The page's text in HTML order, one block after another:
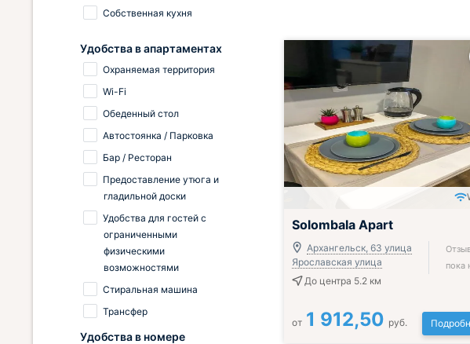
Solombala Apart
Архангельск, 63 улица
Ярославская улица
До центра 5.2 км
пока
от 1 912,50 руб.
Собственная кухня
Удобства в апартаментах
Охраняемая территория
Wi-Fi
Обеденный стол
Автостоянка / Парковка
Бар / Ресторан
Предоставление утюга и
гладильной доски
Удобства для гостей с
ограниченными
физическими
возможностями
Стиральная машина
Трансфер
Удобства в номере